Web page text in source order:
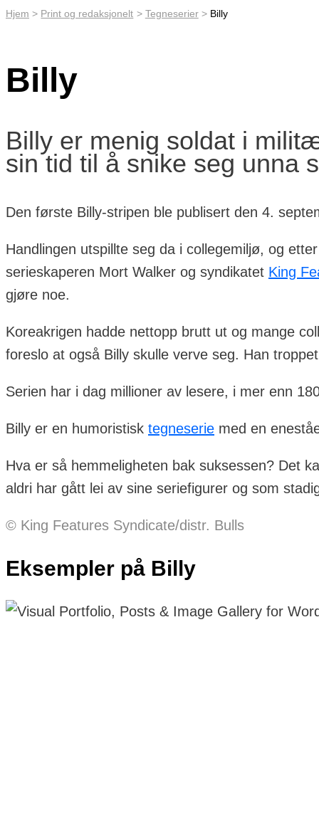
Hjem Print og redaksjonelt Tegneserier Billy
Billy
Billy er menig soldat i
sin tid til å snike seg unna
Den første Billy-stripen ble publisert den 4.
Handlingen utspillte seg da i collegemiljø, og
serieskaperen Mort Walker og syndikatet King
gjøre noe.
Koreakrigen hadde nettopp brutt ut og mange
foreslo at også Billy skulle verve seg. Han
Serien har i dag millioner av lesere, i mer enn
Billy er en humoristisk tegneserie med en
Hva er så hemmeligheten bak suksessen? Det
aldri har gått lei av sine seriefigurer og som
© King Features Syndicate/distr. Bulls
Eksempler på Billy